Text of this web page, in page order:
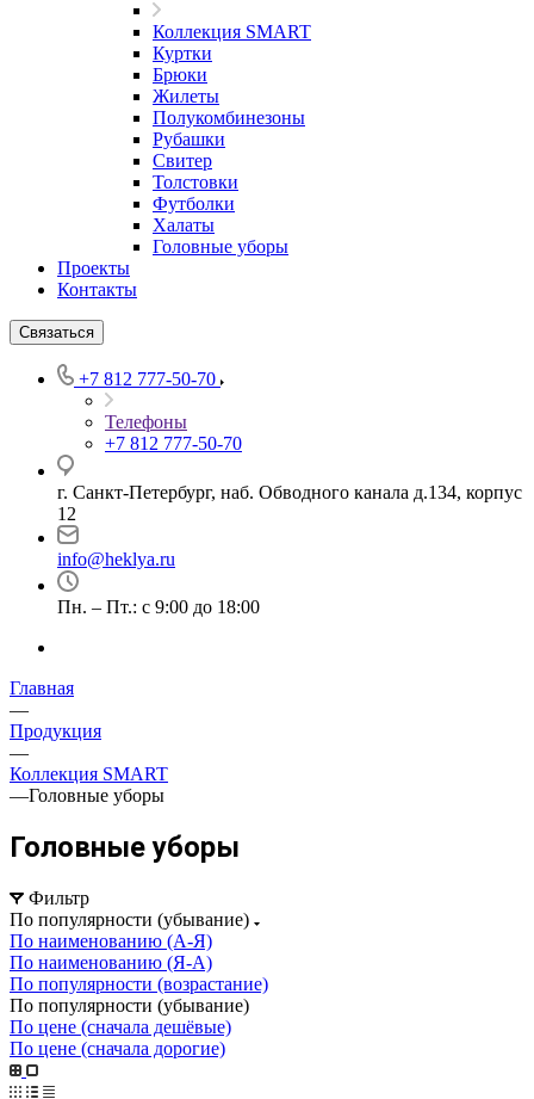
Коллекция SMART
Куртки
Брюки
Жилеты
Полукомбинезоны
Рубашки
Свитер
Толстовки
Футболки
Халаты
Головные уборы
Проекты
Контакты
Связаться
+7 812 777-50-70
Телефоны
+7 812 777-50-70
г. Санкт-Петербург, наб. Обводного канала д.134, корпус
12
info@heklya.ru
Пн. – Пт.: с 9:00 до 18:00
Главная
—
Продукция
—
Коллекция SMART
—Головные уборы
Головные уборы
Фильтр
По популярности (убывание)
По наименованию (А-Я)
По наименованию (Я-А)
По популярности (возрастание)
По популярности (убывание)
По цене (сначала дешёвые)
По цене (сначала дорогие)